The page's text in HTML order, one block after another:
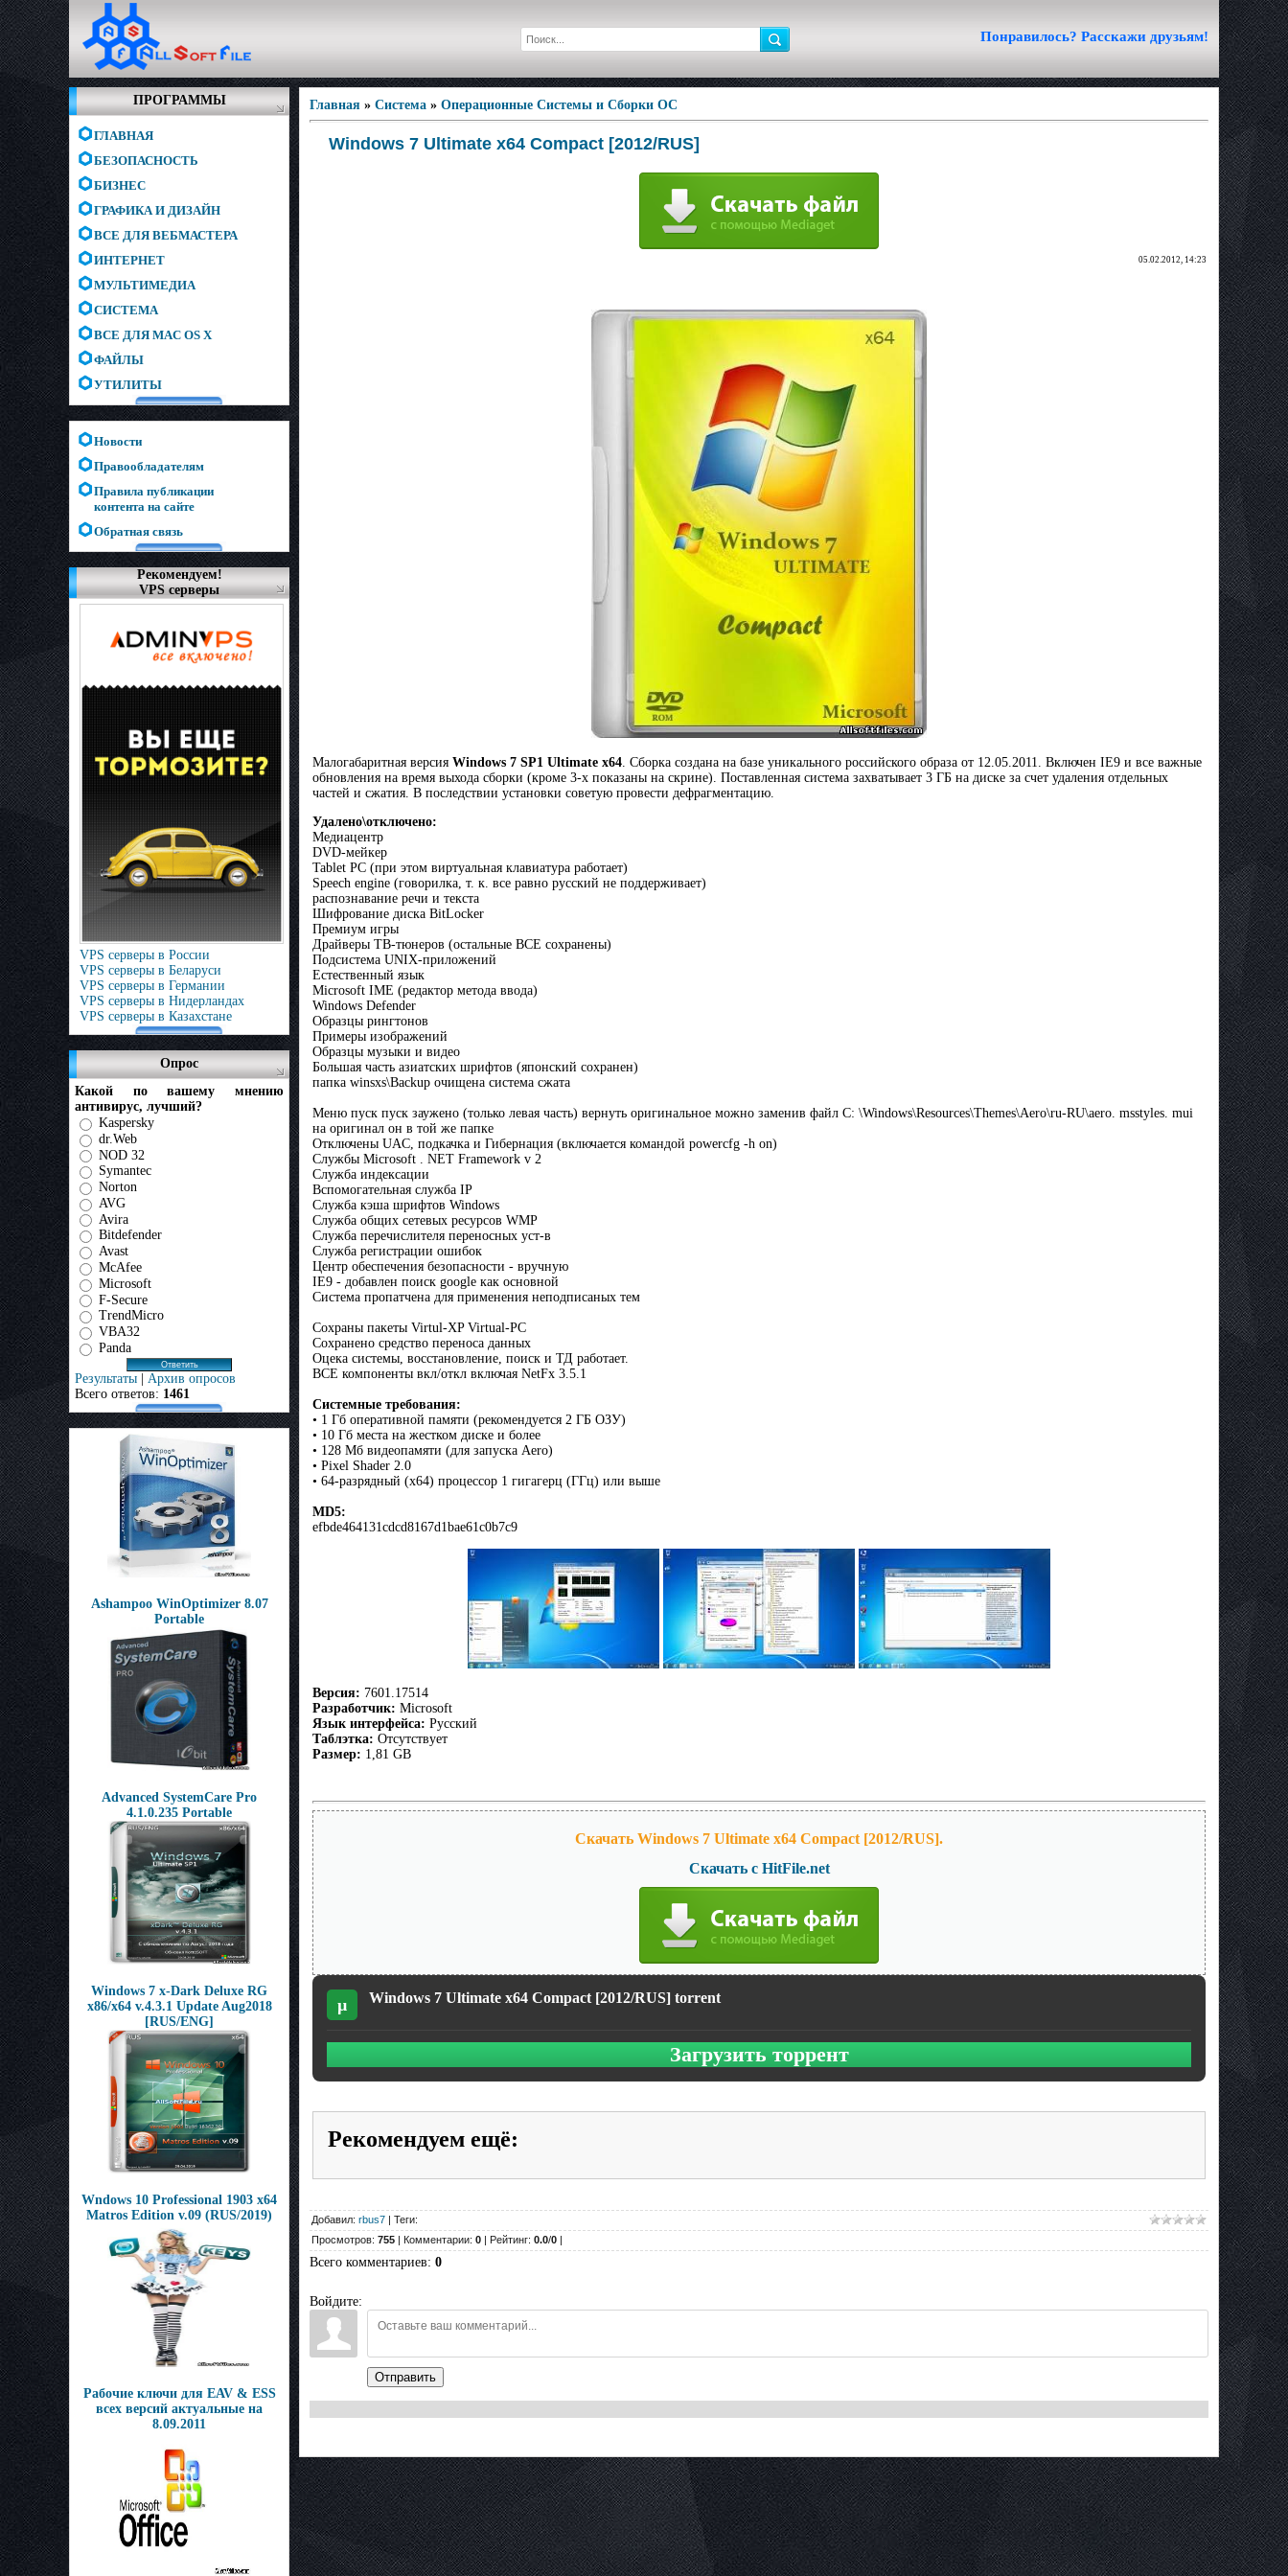
Понравилось? Расскажи друзьям!
ПРОГРАММЫ
ГЛАВНАЯ
БЕЗОПАСНОСТЬ
БИЗНЕС
ГРАФИКА И ДИЗАЙН
ВСЕ ДЛЯ ВЕБМАСТЕРА
ИНТЕРНЕТ
МУЛЬТИМЕДИА
СИСТЕМА
ВСЕ ДЛЯ MAC OS X
ФАЙЛЫ
УТИЛИТЫ
Новости
Правообладателям
Правила публикации
контента на сайте
Обратная связь
Рекомендуем!
VPS серверы
VPS серверы в России
VPS серверы в Беларуси
VPS серверы в Германии
VPS серверы в Нидерландах
VPS серверы в Казахстане
Опрос
Какой по вашему мнению
антивирус, лучший?
Kaspersky
dr.Web
NOD 32
Symantec
Norton
AVG
Avira
Bitdefender
Avast
McAfee
Microsoft
F-Secure
TrendMicro
VBA32
Panda
Результаты | Архив опросов
Всего ответов: 1461
Ashampoo WinOptimizer 8.07
Portable
Advanced SystemCare Pro
4.1.0.235 Portable
Windows 7 x-Dark Deluxe RG
x86/x64 v.4.3.1 Update Aug2018
[RUS/ENG]
Wndows 10 Professional 1903 x64
Matros Edition v.09 (RUS/2019)
Рабочие ключи для EAV & ESS
всех версий актуальные на
8.09.2011
Главная » Система » Операционные Системы и Сборки ОС
Windows 7 Ultimate x64 Compact [2012/RUS]
05.02.2012, 14:23
Малогабаритная версия Windows 7 SP1 Ultimate х64 . Сборка создана на базе уникального российского образа от 12.05.2011. Включен IE9 и все важные
обновления на время выхода сборки (кроме 3-х показаны на скрине). Поставленная система захватывает 3 ГБ на диске за счет удаления отдельных
частей и сжатия. В последствии установки советую провести дефрагментацию.
Удалено\отключено:
Медиацентр
DVD-мейкер
Tablet PC (при этом виртуальная клавиатура работает)
Speech engine (говорилка, т. к. все равно русский не поддерживает)
распознавание речи и текста
Шифрование диска BitLocker
Премиум игры
Драйверы ТВ-тюнеров (остальные ВСЕ сохранены)
Подсистема UNIX-приложений
Естественный язык
Microsoft IME (редактор метода ввода)
Windows Defender
Образцы рингтонов
Примеры изображений
Образцы музыки и видео
Большая часть азиатских шрифтов (японский сохранен)
папка winsxs\Backup очищена система сжата
Меню пуск пуск заужено (только левая часть) вернуть оригинальное можно заменив файл C: \Windows\Resources\Themes\Aero\ru-RU\aero. msstyles. mui
на оригинал он в той же папке
Отключены UAC, подкачка и Гибернация (включается командой powercfg -h on)
Службы Microsoft . NET Framework v 2
Служба индексации
Вспомогательная служба IP
Cлужба кэша шрифтов Windows
Служба общих сетевых ресурсов WMP
Служба перечислителя переносных уст-в
Служба регистрации ошибок
Центр обеспечения безопасности - вручную
IE9 - добавлен поиск google как основной
Система пропатчена для применения неподписаных тем
Сохраны пакеты Virtul-XP Virtual-PC
Сохранено средство переноса данных
Оцека системы, восстановление, поиск и ТД работает.
ВСЕ компоненты вкл/откл включая NetFx 3.5.1
Системные требования:
• 1 Гб оперативной памяти (рекомендуется 2 ГБ ОЗУ)
• 10 Гб места на жестком диске и более
• 128 Мб видеопамяти (для запуска Aero)
• Pixel Shader 2.0
• 64-разрядный (x64) процессор 1 гигагерц (ГГц) или выше
MD5:
efbde464131cdcd8167d1bae61c0b7c9
Версия: 7601.17514
Разработчик: Microsoft
Язык интерфейса: Русский
Таблэтка: Отсутствует
Размер: 1,81 GB
Скачать Windows 7 Ultimate x64 Compact [2012/RUS].
Скачать с HitFile.net
µ Windows 7 Ultimate x64 Compact [2012/RUS] torrent
Загрузить торрент
Рекомендуем ещё:
Добавил: rbus7 | Теги:
Просмотров: 755 | Комментарии: 0 | Рейтинг: 0.0/0 |
Всего комментариев: 0
Войдите:
Отправить